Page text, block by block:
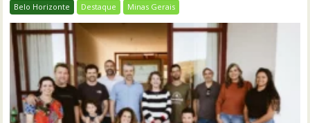
Belo Horizonte Destaque Minas Gerais